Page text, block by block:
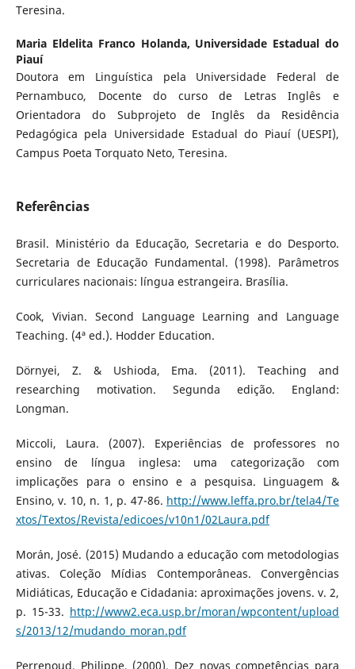
Teresina.
Maria Eldelita Franco Holanda, Universidade Estadual do
Piauí
Doutora em Linguística pela Universidade Federal de
Pernambuco, Docente do curso de Letras Inglês e
Orientadora do Subprojeto de Inglês da Residência
Pedagógica pela Universidade Estadual do Piauí (UESPI),
Campus Poeta Torquato Neto, Teresina.
Referências
Brasil. Ministério da Educação, Secretaria e do Desporto.
Secretaria de Educação Fundamental. (1998). Parâmetros
curriculares nacionais: língua estrangeira. Brasília.
Cook, Vivian. Second Language Learning and Language
Teaching. (4ª ed.). Hodder Education.
Dörnyei, Z. & Ushioda, Ema. (2011). Teaching and
researching motivation. Segunda edição. England:
Longman.
Miccoli, Laura. (2007). Experiências de professores no
ensino de língua inglesa: uma categorização com
implicações para o ensino e a pesquisa. Linguagem &
Ensino, v. 10, n. 1, p. 47-86. http://www.leffa.pro.br/tela4/Te
xtos/Textos/Revista/edicoes/v10n1/02Laura.pdf
Morán, José. (2015) Mudando a educação com metodologias
ativas. Coleção Mídias Contemporâneas. Convergências
Midiáticas, Educação e Cidadania: aproximações jovens. v. 2,
p. 15-33. http://www2.eca.usp.br/moran/wpcontent/upload
s/2013/12/mudando_moran.pdf
Perrenoud, Philippe. (2000). Dez novas competências para